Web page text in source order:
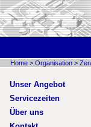
Home > Organisation >
Unser Angebot
Servicezeiten
Über uns